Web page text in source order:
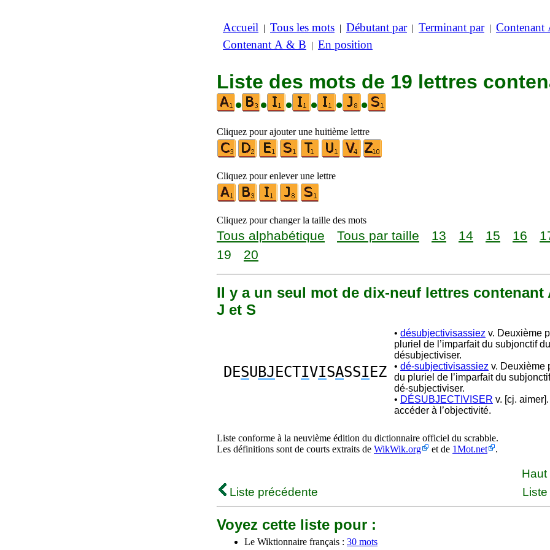
Accueil | Tous les mots | Débutant par| Terminant par| Contenant
Contenant A & B | En position
Liste des mots de 19 lettres
•
• • • • •
Cliquez pour ajouter une huitième lettre
Cliquez pour enlever une lettre
Cliquez pour changer la taille des mots
Tous alphabétique Tous par taille 13 14 15 16
19
20
Il y a un seul mot de dix-neuf lettres contenant
J et S
DESUBJ ECTIVISASSI EZ
• désubjectivisassiez v. Deuxième
pluriel de l’imparfait du subjonctif
désubjectiviser.
• dé-subjectivisassiez v. Deuxième
du pluriel de l’imparfait du
dé-subjectiviser.
• DÉSUBJECTIVISER v. [cj.
accéder à l’objectivité.
Liste conforme à la neuvième édition du dictionnaire officiel du scrabble.
Les définitions sont de courts extraits de WikWik.org et de 1Mot.net .
Haut
Liste précédente
Voyez cette liste pour :
Le Wiktionnaire français : 30 mots